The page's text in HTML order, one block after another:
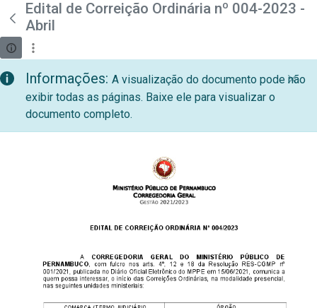
Pular para o Conteúdo principal
teste descricao
Edital de Correição Ordinária nº 004-2023 -
Abril
Informações: A visualização do documento pode não
exibir todas as páginas. Baixe ele para visualizar o
documento completo.